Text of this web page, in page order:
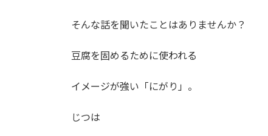
そんな話を聞いたことはありませんか？
豆腐を固めるために使われる
イメージが強い「にがり」。
じつは